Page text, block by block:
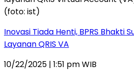
Inovasi Tiada Henti, BPRS Bhakti
Layanan QRIS VA
10/22/2025 | 1:51 pm WIB